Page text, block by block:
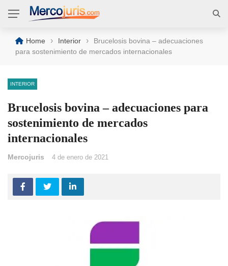
Home › Interior ›
Brucelosis bovina – adecuaciones
para sostenimiento de mercados internacionales
INTERIOR
Brucelosis bovina – adecuaciones para
sostenimiento de mercados
internacionales
Mercojuris 4 de enero de 2021